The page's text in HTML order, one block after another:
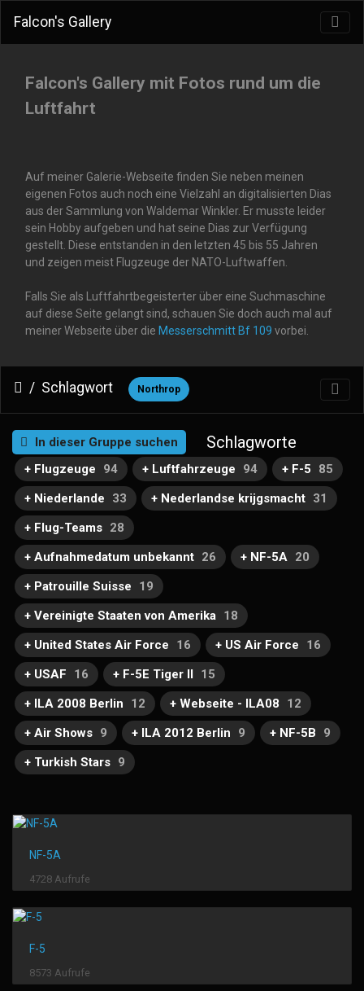
Falcon's Gallery
Falcon's Gallery mit Fotos rund um die
Luftfahrt
Auf meiner Galerie-Webseite finden Sie neben meinen
eigenen Fotos auch noch eine Vielzahl an digitalisierten Dias
aus der Sammlung von Waldemar Winkler. Er musste leider
sein Hobby aufgeben und hat seine Dias zur Verfügung
gestellt. Diese entstanden in den letzten 45 bis 55 Jahren
und zeigen meist Flugzeuge der NATO-Luftwaffen.
Falls Sie als Luftfahrtbegeisterter über eine Suchmaschine
auf diese Seite gelangt sind, schauen Sie doch auch mal auf
meiner Webseite über die Messerschmitt Bf 109 vorbei.
Schlagwort Northrop
In dieser Gruppe suchen Schlagworte
+ Flugzeuge 94 + Luftfahrzeuge 94 + F-5
85
+ Niederlande
33 + Nederlandse krijgsmacht 31
+ Flug-Teams 28
+ Aufnahmedatum unbekannt 26 + NF-5A
20
+ Patrouille Suisse
19
+ Vereinigte Staaten von Amerika 18
+ United States Air Force
16 + US Air Force
16
+ USAF
16 + F-5E Tiger II
15
+ ILA 2008 Berlin
12 + Webseite - ILA08
12
+ Air Shows 9 + ILA 2012 Berlin 9 + NF-5B
9
+ Turkish Stars 9
NF-5A
4728 Aufrufe
F-5
8573 Aufrufe